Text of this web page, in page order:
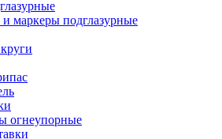
маркеры подглазурные
огнеупорные